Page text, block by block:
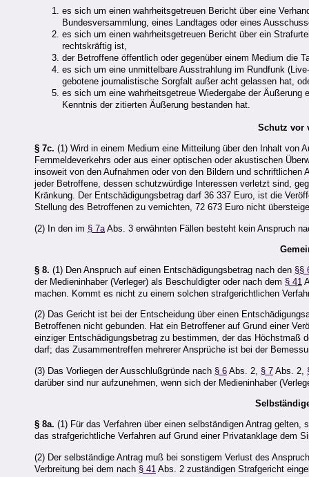
es sich um einen wahrheitsgetreuen Bericht über eine
Bundesversammlung, eines Landtages oder eines
es sich um einen wahrheitsgetreuen Bericht über ein
rechtskräftig ist,
der Betroffene öffentlich oder gegenüber einem Medium die
es sich um eine unmittelbare Ausstrahlung im Rundfunk
gebotene journalistische Sorgfalt außer acht gelassen hat,
es sich um eine wahrheitsgetreue Wiedergabe der
Kenntnis der zitierten Äußerung bestanden hat.
Schutz vor
§ 7c. (1) Wird in einem Medium eine Mitteilung über den Inhalt von
Fernmeldeverkehrs oder aus einer optischen oder akustischen
insoweit von den Aufnahmen oder von den Bildern und
jeder Betroffene, dessen schutzwürdige Interessen verletzt sind,
Kränkung. Der Entschädigungsbetrag darf 36 337 Euro, ist die
Stellung des Betroffenen zu vernichten, 72 673 Euro nicht
(2) In den im § 7a Abs. 3 erwähnten Fällen besteht kein Anspruch
§ 8. (1) Den Anspruch auf einen Entschädigungsbetrag nach den §§
der Medieninhaber (Verleger) als Beschuldigter oder nach dem § 41
machen. Kommt es nicht zu einem solchen strafgerichtlichen
(2) Das Gericht ist bei der Entscheidung über einen
Betroffenen nicht gebunden. Hat ein Betroffener auf Grund einer
einziger Entschädigungsbetrag zu bestimmen, der das Höchstmaß
darf; das Zusammentreffen mehrerer Ansprüche ist bei der
(3) Das Vorliegen der Ausschlußgründe nach § 6 Abs. 2, § 7 Abs. 2,
darüber sind nur aufzunehmen, wenn sich der Medieninhaber
§ 8a. (1) Für das Verfahren über einen selbständigen Antrag
das strafgerichtliche Verfahren auf Grund einer Privatanklage dem
(2) Der selbständige Antrag muß bei sonstigem Verlust des
Verbreitung bei dem nach § 41 Abs. 2 zuständigen Strafgericht